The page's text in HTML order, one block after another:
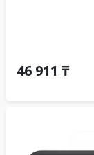
46 911 ₸